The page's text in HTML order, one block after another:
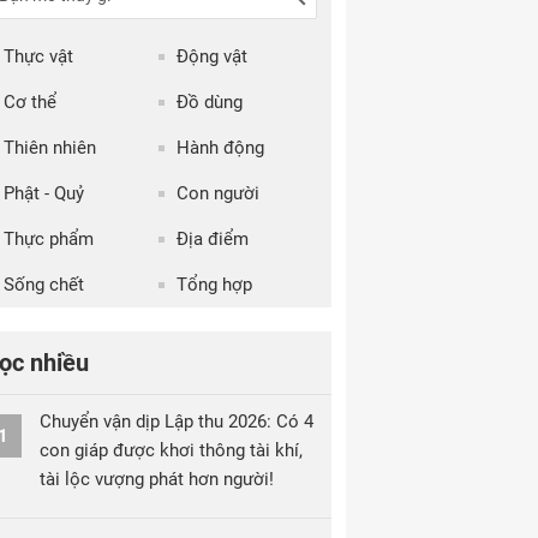
Thực vật Động vật
Cơ thể Đồ dùng
Thiên nhiên Hành động
Phật - Quỷ Con người
Thực phẩm Địa điểm
Sống chết Tổng hợp
nhiều
Chuyển vận dịp Lập thu 2026: Có 4
con giáp được khơi thông tài khí,
tài lộc vượng phát hơn người!